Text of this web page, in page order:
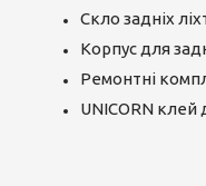
Скло задніх
Корпус для
Ремонтні
UNICORN клей